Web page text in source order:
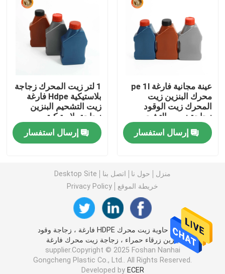
زجاجة حبوب بلاستيكية
زجاجة منظفات الغسيل
عبوات تعبئة المبيدات
حلوى كوكي جار
غطاء الزجاجات البلاستيكية
تشكيل زجاجة بلاستيكية
زجاجات بهار بلاستيكية
عينة مجانية فارغة pe 1l
محرك البنزين زيت
المحرك زيت الوقود
زجاجة زيوت التشحيم
الكثافة
إرسال استفسار
1 لتر زيت المحرك زجاجة
بلاستيكية Hdpe فارغة
زيت التشحيم البنزين
زجاجة بلاستيكية
إرسال استفسار
منزل حول نا اتصل بنا
Desktop Site
خريطة الموقع
Privacy Policy
الصين حاوية زيت محرك HDPE فارغة ، زجاجة وقود
بنزين زرقاء حمراء ، زجاجة زيت محرك فارغة
supplier.Copyright © 2025 Foshan Nanhai
Gongcheng Plastic Co., Ltd.. All Rights Reserved.
Developed by ECER